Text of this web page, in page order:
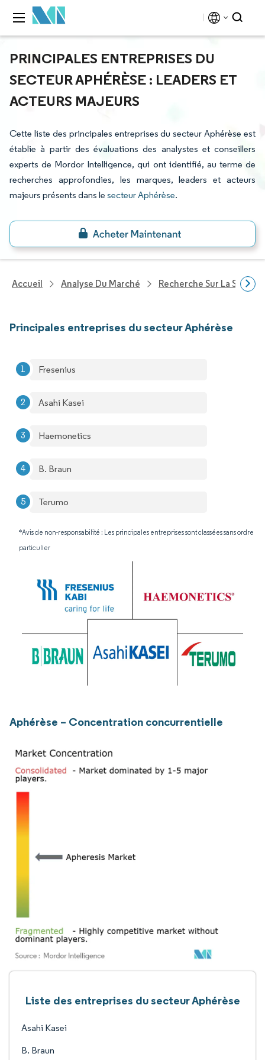
PRINCIPALES ENTREPRISES DU
SECTEUR APHÉRÈSE : LEADERS ET
ACTEURS MAJEURS
Cette liste des principales entreprises du secteur Aphérèse est
établie à partir des évaluations des analystes et conseillers
experts de Mordor Intelligence, qui ont identifié, au terme de
recherches approfondies, les marques, leaders et acteurs
majeurs présents dans le secteur Aphérèse.
Accueil Analyse Du Marché Recherche Sur La Santé
Principales entreprises du secteur Aphérèse
Fresenius
Asahi Kasei
Haemonetics
B. Braun
Terumo
*Avis de non-responsabilité : Les principales entreprises sont classées sans ordre
particulier
Aphérèse – Concentration concurrentielle
Liste des entreprises du secteur Aphérèse
Asahi Kasei
B. Braun